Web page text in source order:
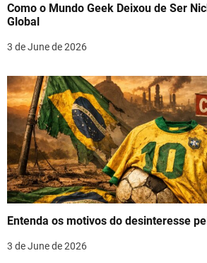
Como o Mundo Geek Deixou de Ser
Global
3 de June de 2026
Entenda os motivos do desinteresse
3 de June de 2026